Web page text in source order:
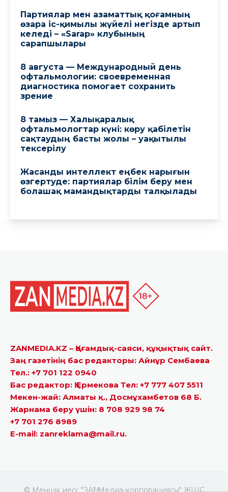
ZANMEDIA.KZ – Қоғамдық-саяси, құқықтық сайт.
Заң газетінің бас редакторы: Айнұр Сембаева
Тел.: +7 701 122 0940
Бас редактор: Қ.Ермекова Тел: +7 777 407 5511
Мекен-жай: Алматы қ., Досмұхамбетов 68 Б.
Жарнама беру үшін: 8 708 929 98 74
+7 701 276 8989
E-mail: zanreklama@mail.ru.
© Меншік иесі: "ЗАҢ" Медиа-корпорациясы" ЖШС